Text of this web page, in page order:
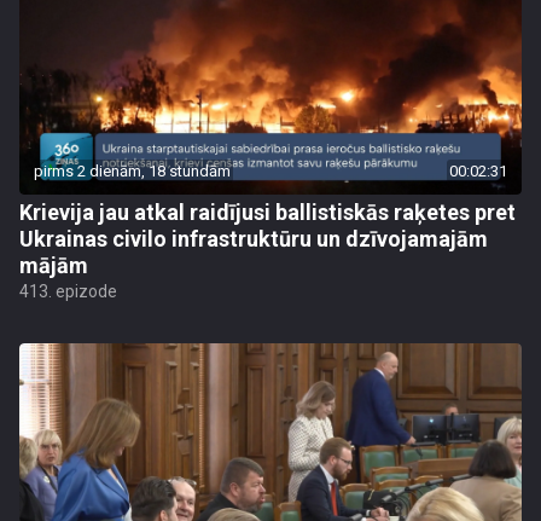
pirms 2 dienām, 18 stundām 00:02:31
Krievija jau atkal raidījusi ballistiskās raķetes pret
Ukrainas civilo infrastruktūru un dzīvojamajām
mājām
413. epizode